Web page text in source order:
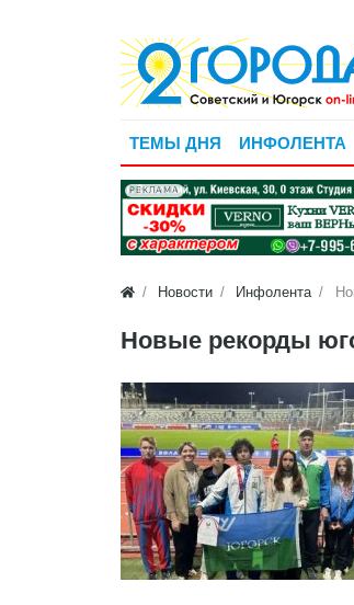
ТЕМЫ ДНЯ ИНФОЛЕНТА
РЕКЛАМА
Новости Инфолента
Новые рекорды